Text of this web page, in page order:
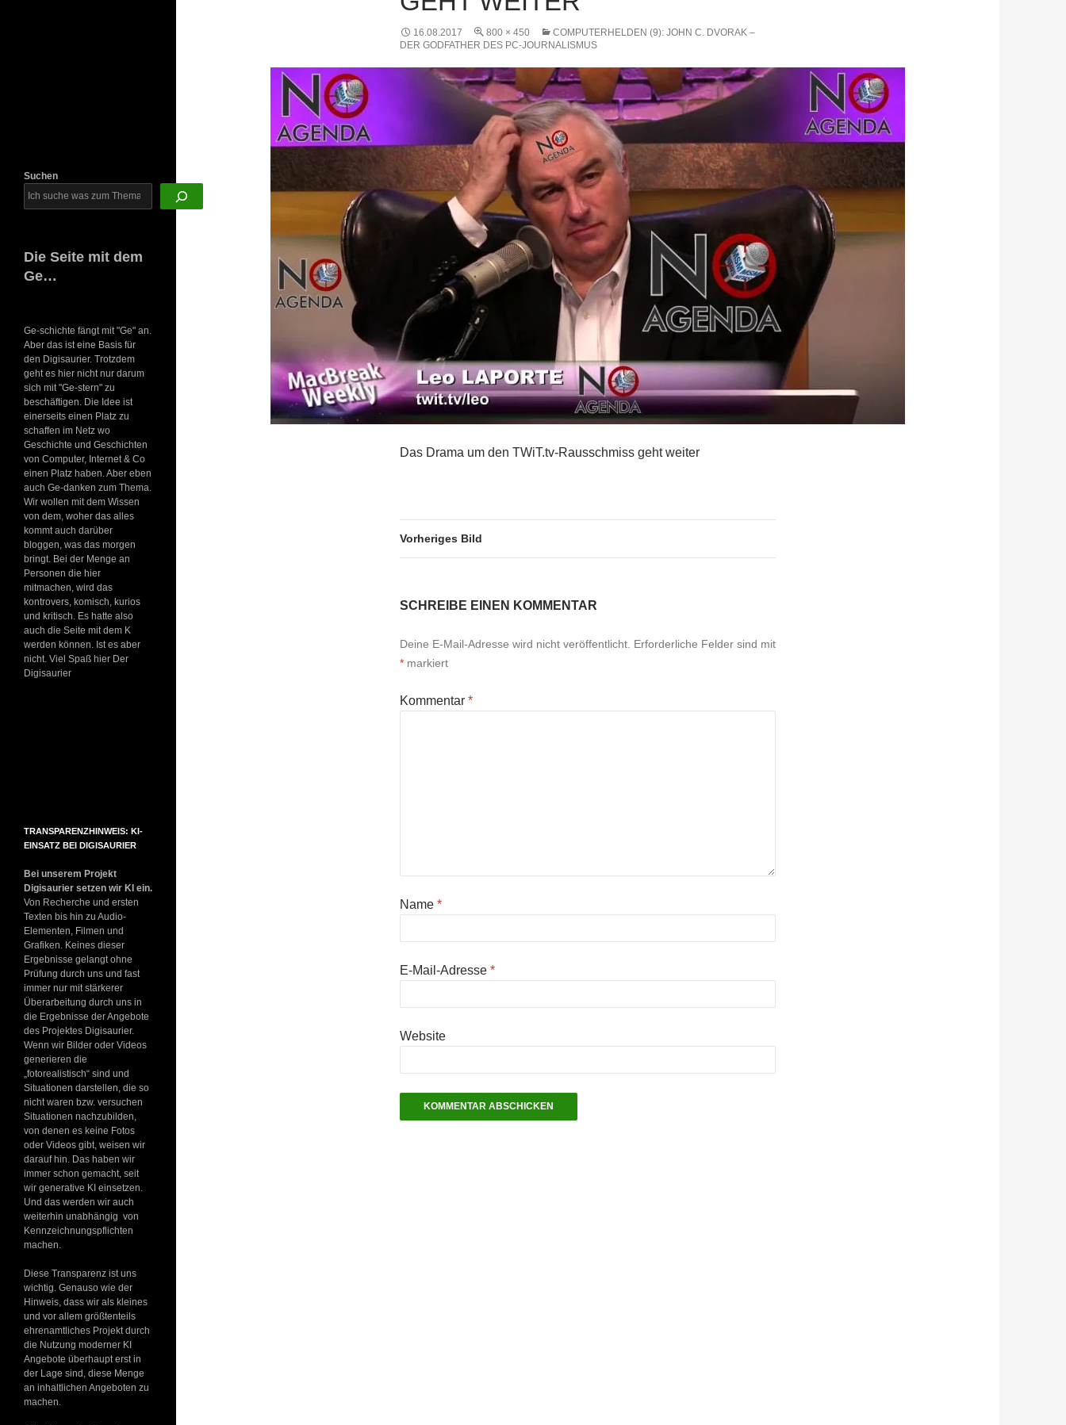
16.08.2017 800 × 450
COMPUTERHELDEN (9): JOHN C. DVORAK –
DER GODFATHER DES PC-JOURNALISMUS
Das Drama um den TWiT.tv-Rausschmiss geht weiter
Vorheriges Bild
SCHREIBE EINEN KOMMENTAR
Deine E-Mail-Adresse wird nicht veröffentlicht. Erforderliche Felder sind mit
* markiert
Kommentar *
Name *
E-Mail-Adresse *
Website
Suchen
Die Seite mit dem
Ge…
Ge-schichte fängt mit "Ge" an.
Aber das ist eine Basis für
den Digisaurier. Trotzdem
geht es hier nicht nur darum
sich mit "Ge-stern" zu
beschäftigen. Die Idee ist
einerseits einen Platz zu
schaffen im Netz wo
Geschichte und Geschichten
von Computer, Internet & Co
einen Platz haben. Aber eben
auch Ge-danken zum Thema.
Wir wollen mit dem Wissen
von dem, woher das alles
kommt auch darüber
bloggen, was das morgen
bringt. Bei der Menge an
Personen die hier
mitmachen, wird das
kontrovers, komisch, kurios
und kritisch. Es hatte also
auch die Seite mit dem K
werden können. Ist es aber
nicht. Viel Spaß hier Der
Digisaurier
TRANSPARENZHINWEIS: KI-
EINSATZ BEI DIGISAURIER
Bei unserem Projekt
Digisaurier setzen wir KI ein.
Von Recherche und ersten
Texten bis hin zu Audio-
Elementen, Filmen und
Grafiken. Keines dieser
Ergebnisse gelangt ohne
Prüfung durch uns und fast
immer nur mit stärkerer
Überarbeitung durch uns in
die Ergebnisse der Angebote
des Projektes Digisaurier.
Wenn wir Bilder oder Videos
generieren die
„fotorealistisch“ sind und
Situationen darstellen, die so
nicht waren bzw. versuchen
Situationen nachzubilden,
von denen es keine Fotos
oder Videos gibt, weisen wir
darauf hin. Das haben wir
immer schon gemacht, seit
wir generative KI einsetzen.
Und das werden wir auch
weiterhin unabhängig von
Kennzeichnungspflichten
machen.
Diese Transparenz ist uns
wichtig. Genauso wie der
Hinweis, dass wir als kleines
und vor allem größtenteils
ehrenamtliches Projekt durch
die Nutzung moderner KI
Angebote überhaupt erst in
der Lage sind, diese Menge
an inhaltlichen Angeboten zu
machen.